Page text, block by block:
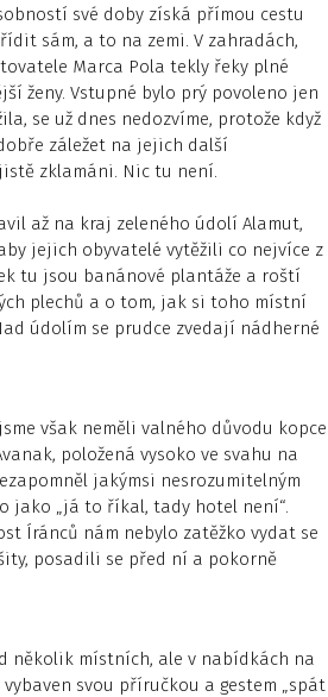
své doby získá přímou cestu
sám, a to na zemi. V zahradách,
Marca Pola tekly řeky plné
ženy. Vstupné bylo prý povoleno jen
se už dnes nedozvíme, protože když
záležet na jejich další
zklamáni. Nic tu není.
až na kraj zeleného údolí Alamut,
jejich obyvatelé vytěžili co nejvíce z
tu jsou banánové plantáže a roští
plechů a o tom, jak si toho místní
údolím se prudce zvedají nádherné
však neměli valného důvodu kopce
položená vysoko ve svahu na
jakýmsi nesrozumitelným
jako „já to říkal, tady hotel není“.
Íránců nám nebylo zatěžko vydat se
posadili se před ní a pokorně
několik místních, ale v nabídkách na
svou příručkou a gestem „spát